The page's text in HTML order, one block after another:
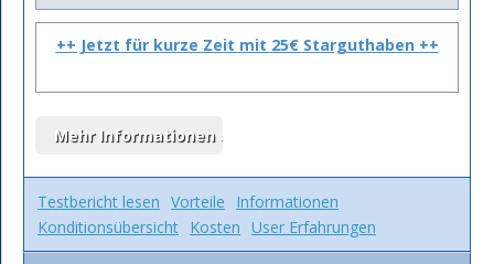
++ Jetzt für kurze Zeit mit 25€ Starguthaben ++
Testbericht lesen Vorteile
Informationen
Konditionsübersicht Kosten User Erfahrungen